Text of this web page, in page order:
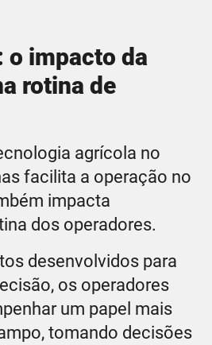
o impacto da
rotina de
agrícola no
facilita a operação no
impacta
dos operadores.
desenvolvidos para
os operadores
um papel mais
tomando decisões